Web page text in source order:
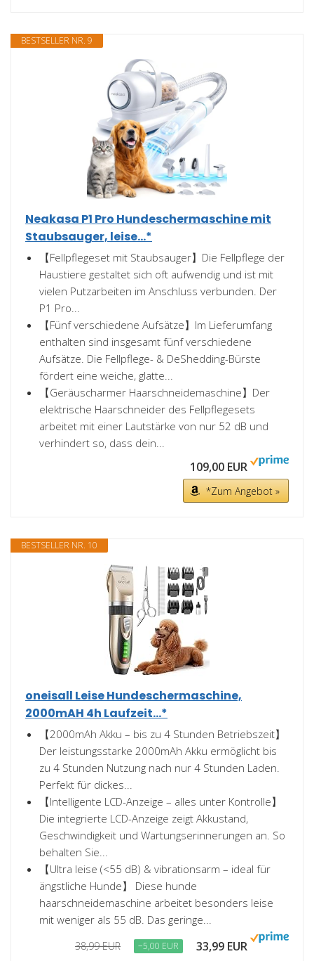
BESTSELLER NR. 9
Neakasa P1 Pro Hundeschermaschine mit
Staubsauger, leise...*
【Fellpflegeset mit Staubsauger】Die Fellpflege der
Haustiere gestaltet sich oft aufwendig und ist mit
vielen Putzarbeiten im Anschluss verbunden. Der
P1 Pro...
【Fünf verschiedene Aufsätze】Im Lieferumfang
enthalten sind insgesamt fünf verschiedene
Aufsätze. Die Fellpflege- & DeShedding-Bürste
fördert eine weiche, glatte...
【Geräuscharmer Haarschneidemaschine】Der
elektrische Haarschneider des Fellpflegesets
arbeitet mit einer Lautstärke von nur 52 dB und
verhindert so, dass dein...
109,00 EUR
*Zum Angebot »
BESTSELLER NR. 10
oneisall Leise Hundeschermaschine,
2000mAH 4h Laufzeit...*
【2000mAh Akku – bis zu 4 Stunden Betriebszeit】
Der leistungsstarke 2000mAh Akku ermöglicht bis
zu 4 Stunden Nutzung nach nur 4 Stunden Laden.
Perfekt für dickes...
【Intelligente LCD-Anzeige – alles unter Kontrolle】
Die integrierte LCD-Anzeige zeigt Akkustand,
Geschwindigkeit und Wartungserinnerungen an. So
behalten Sie...
【Ultra leise (<55 dB) & vibrationsarm – ideal für
ängstliche Hunde】 Diese hunde
haarschneidemaschine arbeitet besonders leise
mit weniger als 55 dB. Das geringe...
38,99 EUR −5,00 EUR 33,99 EUR